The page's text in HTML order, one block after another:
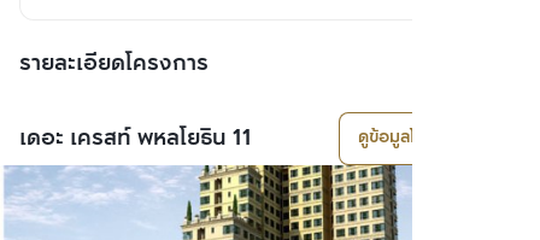
รายละเอียดโครงการ
เดอะ เครสท์ พหลโยธิน 11 ดูข้อมูลโครงการ